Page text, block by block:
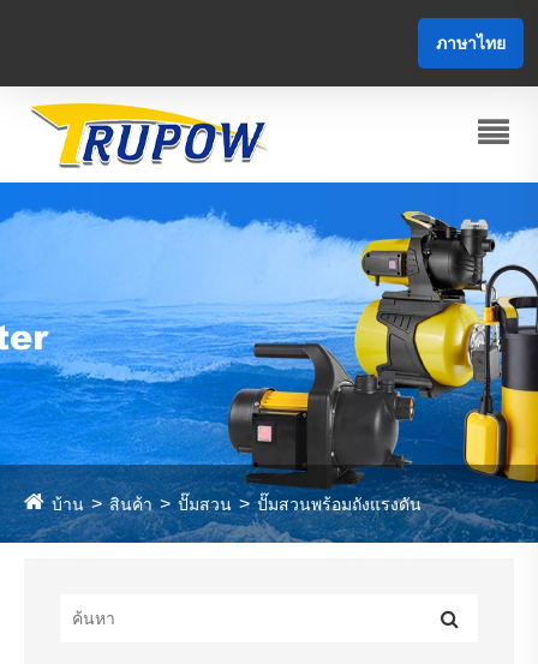
ภาษาไทย
บ้าน สินค้า ปั๊มสวน ปั๊มสวนพร้อมถังแรงดัน